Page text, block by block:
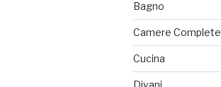
Bagno
Camere Complete
Cucina